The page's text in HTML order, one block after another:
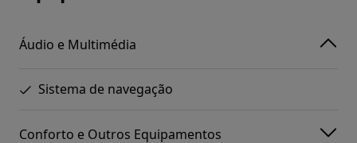
Áudio e Multimédia
Sistema de navegação
Conforto e Outros Equipamentos